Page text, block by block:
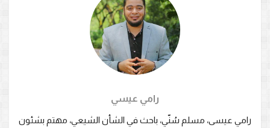
رامي عيسي
رامي عيسى، مسلم سُنّي، باحث في الشأن الشيعي، مهتم بشئون